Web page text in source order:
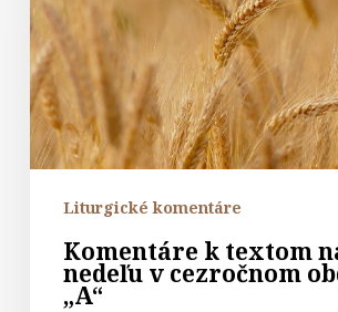
11.
nedeľu
v
cezročnom
období
„A“
Liturgické komentáre
Komentáre k textom
nedeľu v cezročnom
„A“